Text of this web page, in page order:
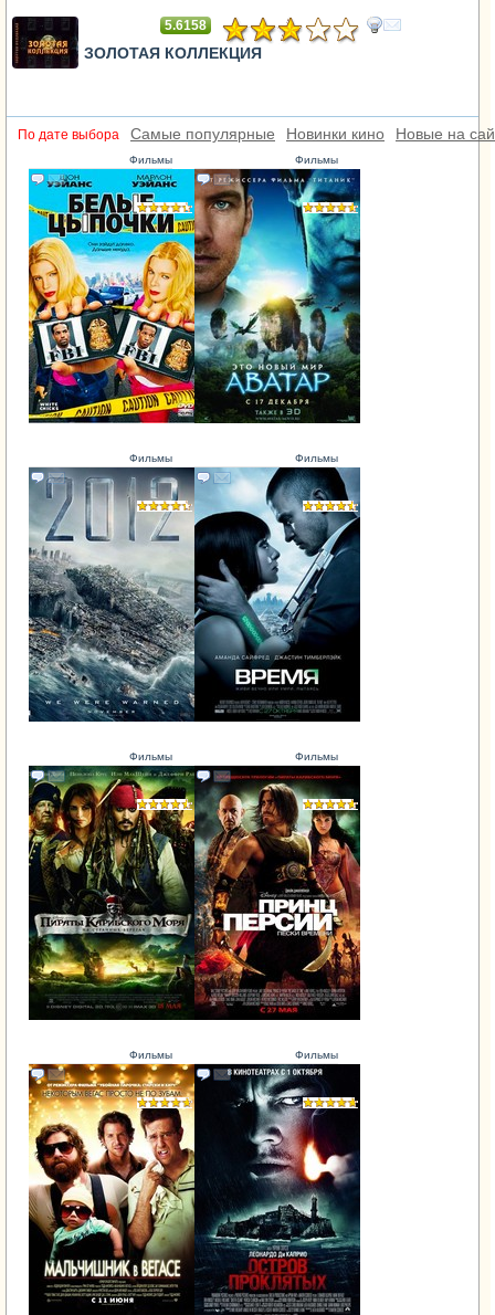
5.6158
ЗОЛОТАЯ КОЛЛЕКЦИЯ
По дате выбора Самые популярные Новинки кино Новые на
Фильмы Фильмы
Фильмы Фильмы
Фильмы Фильмы
Фильмы Фильмы